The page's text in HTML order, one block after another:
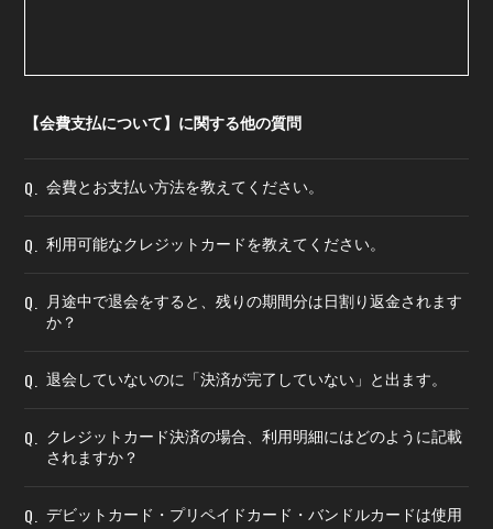
【会費支払について】に関する他の質問
Q. 会費とお支払い方法を教えてください。
Q. 利用可能なクレジットカードを教えてください。
Q.
月途中で退会をすると、残りの期間分は日割り返金されます
か？
Q. 退会していないのに「決済が完了していない」と出ます。
Q.
クレジットカード決済の場合、利用明細にはどのように記載
されますか？
Q.
デビットカード・プリペイドカード・バンドルカードは使用